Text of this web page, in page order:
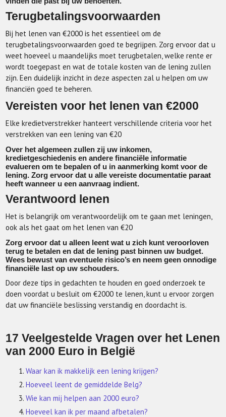
Terugbetalingsvoorwaarden
Bij het lenen van €2000 is het essentieel om de
terugbetalingsvoorwaarden goed te begrijpen. Zorg ervoor dat u
weet hoeveel u maandelijks moet terugbetalen, welke rente er
wordt toegepast en wat de totale kosten van de lening zullen
zijn. Een duidelijk inzicht in deze aspecten zal u helpen om uw
financiën goed te beheren.
Vereisten voor het lenen van €2000
Elke kredietverstrekker hanteert verschillende criteria voor het
verstrekken van een lening van €20
Over het algemeen zullen zij uw inkomen,
kredietgeschiedenis en andere financiële informatie
evalueren om te bepalen of u in aanmerking komt voor de
lening. Zorg ervoor dat u alle vereiste documentatie paraat
heeft wanneer u een aanvraag indient.
Verantwoord lenen
Het is belangrijk om verantwoordelijk om te gaan met leningen,
ook als het gaat om het lenen van €20
Zorg ervoor dat u alleen leent wat u zich kunt veroorloven
terug te betalen en dat de lening past binnen uw budget.
Wees bewust van eventuele risico’s en neem geen onnodige
financiële last op uw schouders.
Door deze tips in gedachten te houden en goed onderzoek te
doen voordat u besluit om €2000 te lenen, kunt u ervoor zorgen
dat uw financiële beslissing verstandig en doordacht is.
17 Veelgestelde Vragen over het Lenen
van 2000 Euro in België
Waar kan ik makkelijk een lening krijgen?
Hoeveel leent de gemiddelde Belg?
Wie kan mij helpen aan 2000 euro?
Hoeveel kan ik per maand afbetalen?